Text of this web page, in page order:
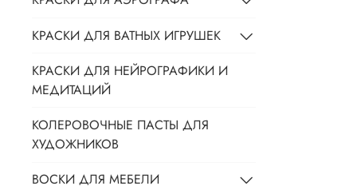
КРАСКИ ДЛЯ ВАТНЫХ ИГРУШЕК
КРАСКИ ДЛЯ НЕЙРОГРАФИКИ И
МЕДИТАЦИЙ
КОЛЕРОВОЧНЫЕ ПАСТЫ ДЛЯ
ХУДОЖНИКОВ
ВОСКИ ДЛЯ МЕБЕЛИ